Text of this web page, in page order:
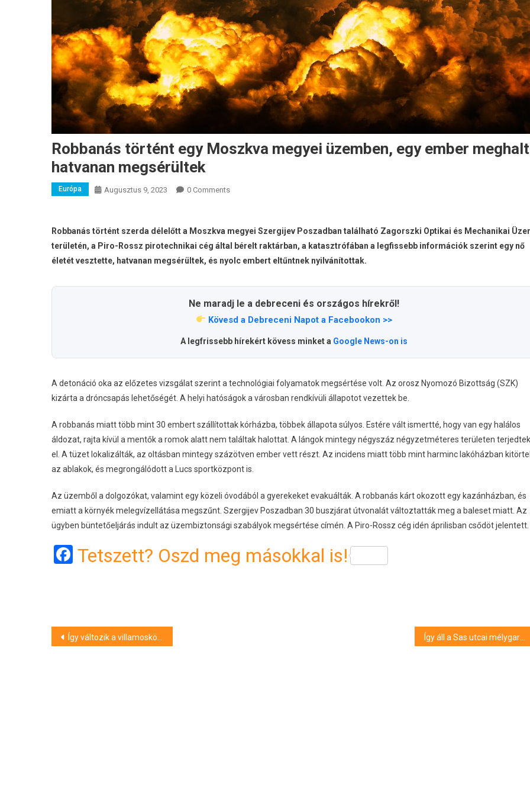
Robbanás történt egy Moszkva megyei üzemben, egy ember
hatvanan megsérültek
Európa Augusztus 9, 2023 0 Comments
Robbanás történt szerda délelőtt a Moszkva megyei Szergijev Poszadban található Zagorszki Optikai és Mechanikai
területén, a Piro-Rossz pirotechnikai cég által bérelt raktárban, a katasztrófában a legfissebb információk szerint egy nő
életét vesztette, hatvanan megsérültek, és nyolc embert eltűntnek nyilvánítottak.
Ne maradj le a debreceni és országos hírekről!
Kövesd a Debreceni Napot a Facebookon >>
A legfrissebb hírekért kövess minket a Google News-on is
A detonáció oka az előzetes vizsgálat szerint a technológiai folyamatok megsértése volt. Az orosz Nyomozó Bizottság (SZK)
kizárta a dróncsapás lehetőségét. A helyi hatóságok a városban rendkívüli állapotot vezettek be.
A robbanás miatt több mint 30 embert szállítottak kórházba, többek állapota súlyos. Estére vált ismertté, hogy van egy halálos
áldozat, rajta kívül a mentők a romok alatt nem találtak halottat. A lángok mintegy négyszáz négyzetméteres területen terjedtek
el. A tüzet lokalizálták, az oltásban mintegy százötven ember vett részt. Az incidens miatt több mint harminc lakóházban
az ablakok, és megrongálódott a Lucs sportközpont is.
Az üzemből a dolgozókat, valamint egy közeli óvodából a gyerekeket evakuálták. A robbanás kárt okozott egy kazánházban, és
emiatt a környék melegvízellátása megszűnt. Szergijev Poszadban 30 buszjárat útvonalát változtatták meg a baleset miatt. Az
ügyben büntetőeljárás indult az üzembiztonsági szabályok megsértése címén. A Piro-Rossz cég idén áprilisban csődöt jelentett.
Facebook
Tetszett? Oszd meg másokkal is!
Bejegyzés
Így változik a villamosközlekedés Debrecenben a karneváli héten